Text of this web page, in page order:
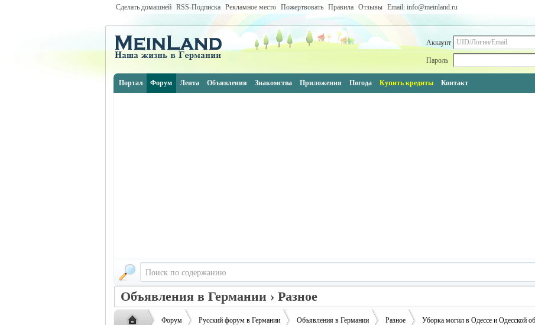
Сделать домашней RSS-Подписка Рекламное место Пожертвовать Правила Отзывы Email: info@meinland.ru
Аккаунт
Пароль
Портал Форум Лента Объявления Знакомства Приложения Погода Купить кредиты Контакт
Объявления в Германии › Разное
Форум Русский форум в Германии Объявления в Германии Разное Уборка могил в Одессе и Одесской